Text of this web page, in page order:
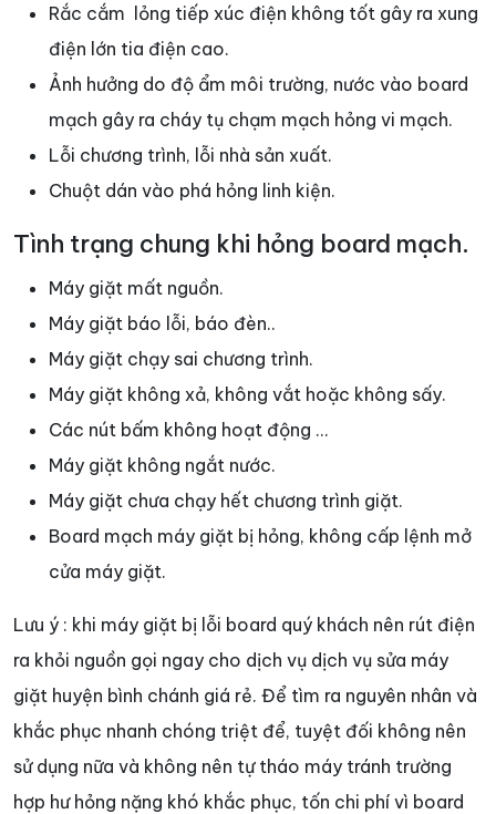
Rắc cắm lỏng tiếp xúc điện không tốt gây ra xung
điện lớn tia điện cao.
Ảnh hưởng do độ ẩm môi trường, nước vào board
mạch gây ra cháy tụ chạm mạch hỏng vi mạch.
Lỗi chương trình, lỗi nhà sản xuất.
Chuột dán vào phá hỏng linh kiện.
Tình trạng chung khi hỏng board mạch.
Máy giặt mất nguồn.
Máy giặt báo lỗi, báo đèn..
Máy giặt chạy sai chương trình.
Máy giặt không xả, không vắt hoặc không sấy.
Các nút bấm không hoạt động …
Máy giặt không ngắt nước.
Máy giặt chưa chạy hết chương trình giặt.
Board mạch máy giặt bị hỏng, không cấp lệnh mở
cửa máy giặt.
Lưu ý : khi máy giặt bị lỗi board quý khách nên rút điện
ra khỏi nguồn gọi ngay cho dịch vụ dịch vụ sửa máy
giặt huyện bình chánh giá rẻ. Để tìm ra nguyên nhân và
khắc phục nhanh chóng triệt để, tuyệt đối không nên
sử dụng nữa và không nên tự tháo máy tránh trường
hợp hư hỏng nặng khó khắc phục, tốn chi phí vì board